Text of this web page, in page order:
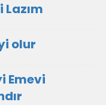
olur
Emevi